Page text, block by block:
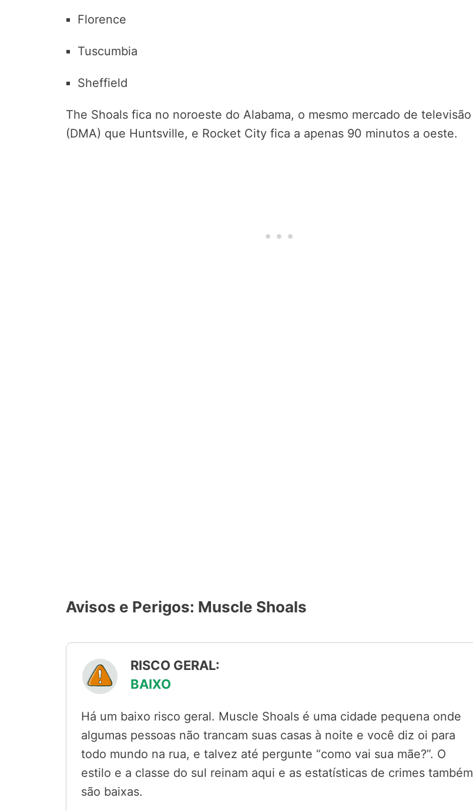
Florence
Tuscumbia
Sheffield
The Shoals fica no noroeste do Alabama, o mesmo mercado de televisão
(DMA) que Huntsville, e Rocket City fica a apenas 90 minutos a oeste.
Avisos e Perigos: Muscle Shoals
RISCO GERAL:
BAIXO
Há um baixo risco geral. Muscle Shoals é uma cidade pequena onde
algumas pessoas não trancam suas casas à noite e você diz oi para
todo mundo na rua, e talvez até pergunte “como vai sua mãe?”. O
estilo e a classe do sul reinam aqui e as estatísticas de crimes também
são baixas.